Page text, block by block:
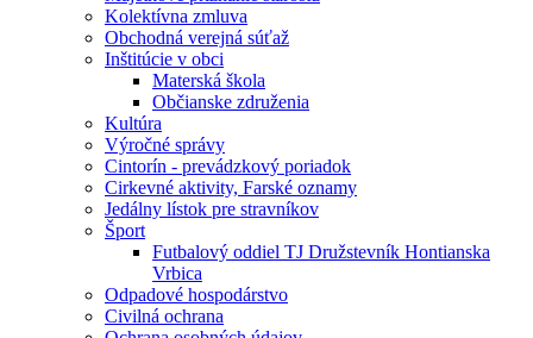
Kolektívna zmluva
Obchodná verejná súťaž
Inštitúcie v obci
Materská škola
Občianske združenia
Kultúra
Výročné správy
Cintorín - prevádzkový poriadok
Cirkevné aktivity, Farské oznamy
Jedálny lístok pre stravníkov
Šport
Futbalový oddiel TJ Družstevník Hontianska
Vrbica
Odpadové hospodárstvo
Civilná ochrana